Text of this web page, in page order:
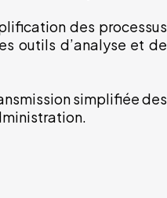
des processus
outils d’analyse et de
simplifiée des